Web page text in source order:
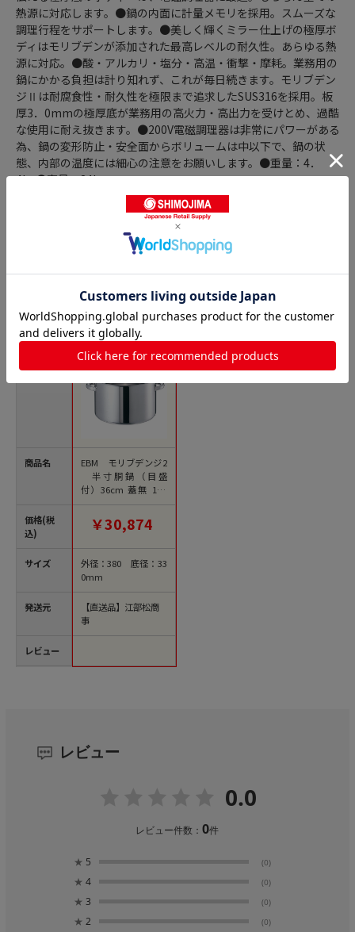
熱源に対応します。●鍋の内面に計量メモリを採用。スムーズな
調理行程をサポートします。●美しく輝くミラー仕上げの極厚ボ
ディはモリブデンが添加された最高レベルの耐久性。あらゆる熱
源に対応。●酸・アルカリ・塩分・高温・衝撃・摩耗。業務用の
鍋にかかる負担は計り知れず、これが毎日続きます。モリブデン
ジⅡは耐腐食性・耐久性を極限まで追求したSUS316を採用。板
厚3．0mmの極厚底が業務用の高火力・高出力を受けとめ、過酷
な使用に耐え抜きます。●200V電磁調理器は非常にパワーがある
為、鍋の変形防止・安全面からボリュームは中以下で、鍋の状
態、内部の温度には細心の注意をお願いします。●重量：4．
4kg●容量：24L
半寸胴鍋の人気商品との比較
商品名
価格(税
込)
サイズ
発送元
レビュー
EBM モリブデンジ2
半寸胴鍋（目盛
付）36cm 蓋無 1個
（ご注文単位1個）
【直送品】
￥30,874
外径：380 底径：33
0mm
【直送品】江部松商
事
レビュー
0.0
レビュー件数：0件
★ 5 (0)
★ 4 (0)
★ 3 (0)
★ 2 (0)